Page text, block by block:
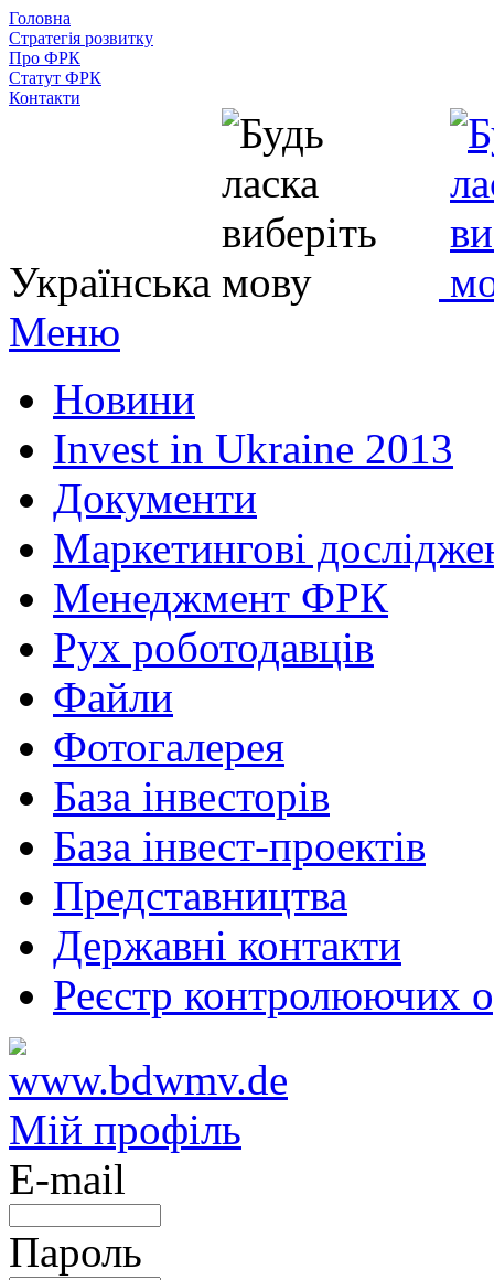
Головна
Стратегія розвитку
Про ФРК
Статут ФРК
Контакти
Українська
Меню
Новини
Invest in Ukraine 2013
Документи
Маркетингові
Менеджмент ФРК
Рух роботодавців
Файли
Фотогалерея
База інвесторів
База інвест-проектів
Представництва
Державні контакти
Реєстр контролюючих
Мій профіль
E-mail
Пароль